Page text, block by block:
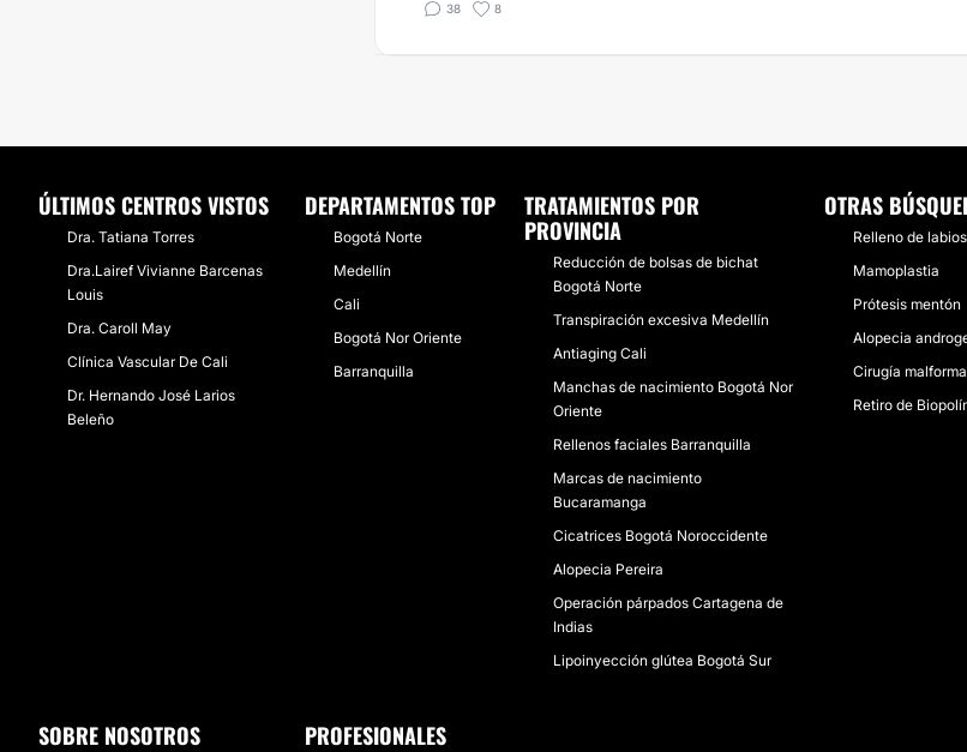
38 8
ÚLTIMOS CENTROS VISTOS
Dra. Tatiana Torres
Dra.Lairef Vivianne Barcenas
Louis
Dra. Caroll May
Clínica Vascular De Cali
Dr. Hernando José Larios
Beleño
DEPARTAMENTOS TOP
Bogotá Norte
Medellín
Cali
Bogotá Nor Oriente
Barranquilla
TRATAMIENTOS POR
PROVINCIA
Reducción de bolsas de bichat
Bogotá Norte
Transpiración excesiva Medellín
Antiaging Cali
Manchas de nacimiento Bogotá Nor
Oriente
Rellenos faciales Barranquilla
Marcas de nacimiento
Bucaramanga
Cicatrices Bogotá Noroccidente
Alopecia Pereira
Operación párpados Cartagena de
Indias
Lipoinyección glútea Bogotá Sur
OTRAS
Relleno de labios
Mamoplastia
Prótesis mentón
Alopecia
Cirugía
Retiro de
SOBRE NOSOTROS PROFESIONALES